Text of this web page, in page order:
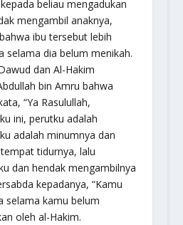
beliau mengadukan
mengambil anaknya,
ibu tersebut lebih
selama dia belum menikah.
dan Al-Hakim
bin Amru bahwa
“Ya Rasulullah,
ini, perutku adalah
adalah minumnya dan
tidurnya, lalu
dan hendak mengambilnya
kepadanya, “Kamu
selama kamu belum
oleh al-Hakim.